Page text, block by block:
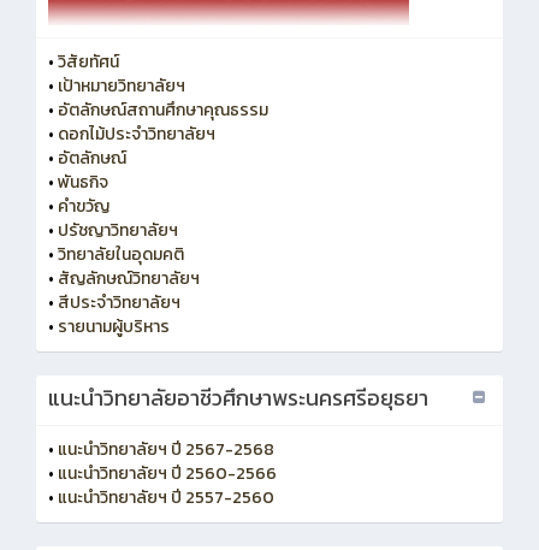
•วิสัยทัศน์
• เป้าหมายวิทยาลัยฯ
• อัตลักษณ์สถานศึกษาคุณธรรม
• ดอกไม้ประจำวิทยาลัยฯ
• อัตลักษณ์
•พันธกิจ
• คำขวัญ
• ปรัชญาวิทยาลัยฯ
•วิทยาลัยในอุดมคติ
• สัญลักษณ์วิทยาลัยฯ
• สีประจำวิทยาลัยฯ
• รายนามผู้บริหาร
แนะนำวิทยาลัยอาชีวศึกษาพระนครศรีอยุธยา
• แนะนำวิทยาลัยฯ ปี 2567-2568
• แนะนำวิทยาลัยฯ ปี 2560-2566
• แนะนำวิทยาลัยฯ ปี 2557-2560